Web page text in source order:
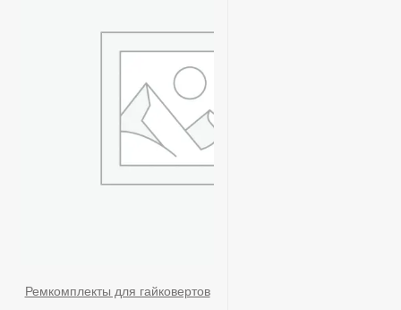
Ремкомплекты для гайковертов